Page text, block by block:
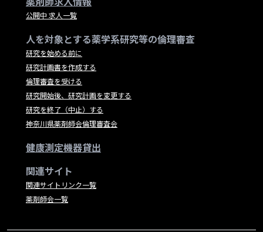
公開中 求人一覧
人を対象とする薬学系研究等の倫理審査
研究を始める前に
研究計画書を作成する
倫理審査を受ける
研究開始後、研究計画を変更する
研究を終了（中止）する
神奈川県薬剤師会倫理審査会
健康測定機器貸出
関連サイト
関連サイトリンク一覧
薬剤師会一覧